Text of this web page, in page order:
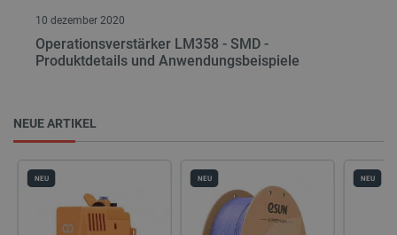
NEUE ARTIKEL
NEU NEU NEU
10 dezember 2020
Operationsverstärker LM358 - SMD -
Produktdetails und Anwendungsbeispiele